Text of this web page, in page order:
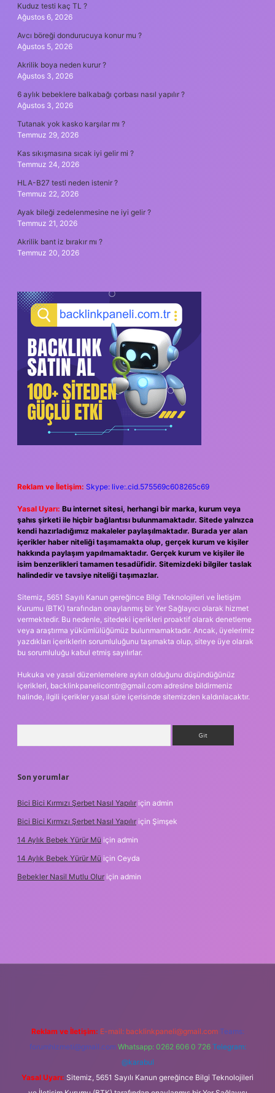
Kuduz testi kaç TL ?
Ağustos 6, 2026
Avcı böreği dondurucuya konur mu ?
Ağustos 5, 2026
Akrilik boya neden kurur ?
Ağustos 3, 2026
6 aylık bebeklere balkabağı çorbası nasıl yapılır ?
Ağustos 3, 2026
Tutanak yok kasko karşılar mı ?
Temmuz 29, 2026
Kas sıkışmasına sıcak iyi gelir mi ?
Temmuz 24, 2026
HLA-B27 testi neden istenir ?
Temmuz 22, 2026
Ayak bileği zedelenmesine ne iyi gelir ?
Temmuz 21, 2026
Akrilik bant iz bırakır mı ?
Temmuz 20, 2026
Reklam ve İletişim: Skype: live:.cid.575569c608265c69
Yasal Uyarı: Bu internet sitesi, herhangi bir marka, kurum veya
şahıs şirketi ile hiçbir bağlantısı bulunmamaktadır. Sitede yalnızca
kendi hazırladığımız makaleler paylaşılmaktadır. Burada yer alan
içerikler haber niteliği taşımamakta olup, gerçek kurum ve kişiler
hakkında paylaşım yapılmamaktadır. Gerçek kurum ve kişiler ile
isim benzerlikleri tamamen tesadüfidir. Sitemizdeki bilgiler taslak
halindedir ve tavsiye niteliği taşımazlar.
Sitemiz, 5651 Sayılı Kanun gereğince Bilgi Teknolojileri ve İletişim
Kurumu (BTK) tarafından onaylanmış bir Yer Sağlayıcı olarak hizmet
vermektedir. Bu nedenle, sitedeki içerikleri proaktif olarak denetleme
veya araştırma yükümlülüğümüz bulunmamaktadır. Ancak, üyelerimiz
yazdıkları içeriklerin sorumluluğunu taşımakta olup, siteye üye olarak
bu sorumluluğu kabul etmiş sayılırlar.
Hukuka ve yasal düzenlemelere aykırı olduğunu düşündüğünüz
içerikleri, backlinkpanelicomtr@gmail.com adresine bildirmeniz
halinde, ilgili içerikler yasal süre içerisinde sitemizden kaldırılacaktır.
Son yorumlar
Bici Bici Kırmızı Şerbet Nasıl Yapılır için admin
Bici Bici Kırmızı Şerbet Nasıl Yapılır için Şimşek
14 Aylık Bebek Yürür Mü için admin
14 Aylık Bebek Yürür Mü için Ceyda
Bebekler Nasil Mutlu Olur için admin
Reklam ve İletişim: E-mail: backlinkpaneli@gmail.com Teams:
forumhizmeti@gmail.com Whatsapp: 0262 606 0 726 Telegram:
@karabul
Yasal Uyarı: Sitemiz, 5651 Sayılı Kanun gereğince Bilgi Teknolojileri